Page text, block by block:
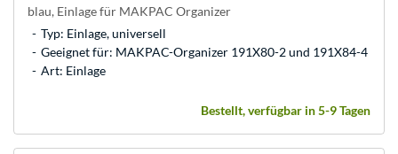
blau, Einlage für MAKPAC Organizer
Typ: Einlage, universell
Geeignet für: MAKPAC-Organizer 191X80-2 und 191X84-4
Art: Einlage
Bestellt, verfügbar in 5-9 Tagen